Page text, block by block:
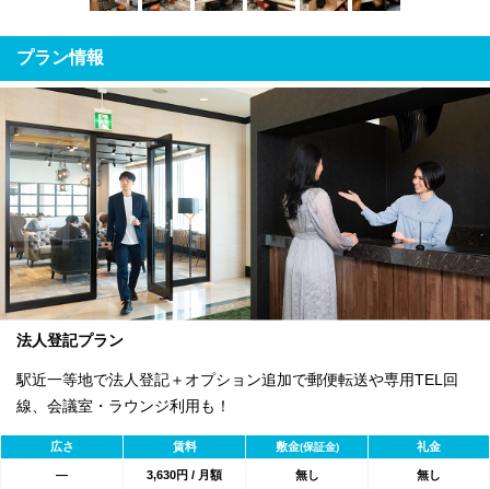
プラン情報
法人登記プラン
駅近一等地で法人登記＋オプション追加で郵便転送や専用TEL回
線、会議室・ラウンジ利用も！
広さ 賃料 敷金(保証金) 礼金
― 3,630円 / 月額 無し 無し